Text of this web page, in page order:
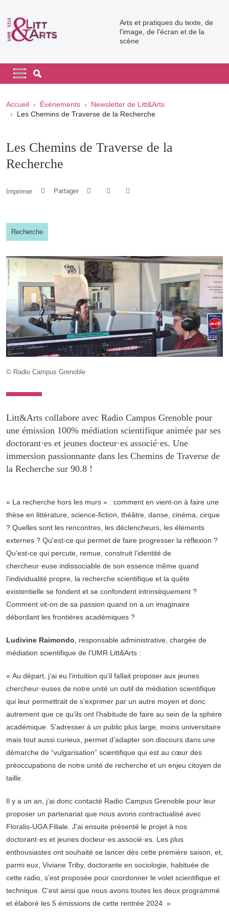
Arts et pratiques du texte, de
l'image, de l'écran et de la
scène
Navigation principale
Navigation principale mobile
Fil d'Ariane
Accueil Événements
Newsletter de Litt&Arts
Les Chemins de Traverse de la Recherche
Les Chemins de Traverse de la
Recherche
Imprimer Partager Partager sur Facebook
Partager sur LinkedIn
Recherche
© Radio Campus Grenoble
Litt&Arts collabore avec Radio Campus Grenoble pour
une émission 100% médiation scientifique animée par ses
doctorant·es et jeunes docteur·es associé·es. Une
immersion passionnante dans les Chemins de Traverse de
la Recherche sur 90.8 !
« La recherche hors les murs » : comment en vient-on à faire une
thèse en littérature, science-fiction, théâtre, danse, cinéma, cirque
? Quelles sont les rencontres, les déclencheurs, les éléments
externes ? Qu'est-ce qui permet de faire progresser la réflexion ?
Qu'est-ce qui percute, remue, construit l’identité de
chercheur·euse indissociable de son essence même quand
l’individualité propre, la recherche scientifique et la quête
existentielle se fondent et se confondent intrinsèquement ?
Comment vit-on de sa passion quand on a un imaginaire
débordant les frontières académiques ?
Ludivine Raimondo , responsable administrative, chargée de
médiation scientifique de l’UMR Litt&Arts :
« Au départ, j’ai eu l’intuition qu’il fallait proposer aux jeunes
chercheur·euses de notre unité un outil de médiation scientifique
qui leur permettrait de s’exprimer par un autre moyen et donc
autrement que ce qu’ils ont l’habitude de faire au sein de la sphère
académique. S’adresser à un public plus large, moins universitaire
mais tout aussi curieux, permet d’adapter son discours dans une
démarche de “vulgarisation” scientifique qui est au cœur des
préoccupations de notre unité de recherche et un enjeu citoyen de
taille.
Il y a un an, j’ai donc contacté Radio Campus Grenoble pour leur
proposer un partenariat que nous avons contractualisé avec
Floralis-UGA Filiale. J’ai ensuite présenté le projet à nos
doctorant·es et jeunes docteur·es associé·es. Les plus
enthousiastes ont souhaité se lancer dès cette première saison, et,
parmi eux, Viviane Triby, doctorante en sociologie, habituée de
cette radio, s’est proposée pour coordonner le volet scientifique et
technique. C’est ainsi que nous avons toutes les deux programmé
et élaboré les 5 émissions de cette rentrée 2024. »